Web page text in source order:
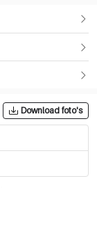
Download foto's